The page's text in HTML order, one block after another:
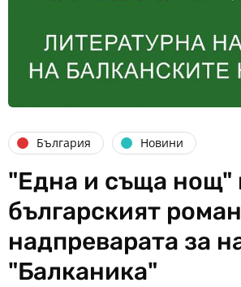
България Новини
"Една и съща нощ"
българският
надпреварата за
"Балканика"